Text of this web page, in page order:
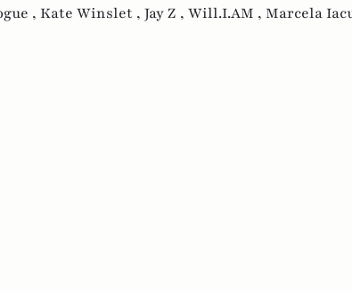
, Kate Winslet , Jay Z , Will.I.AM , Marcela